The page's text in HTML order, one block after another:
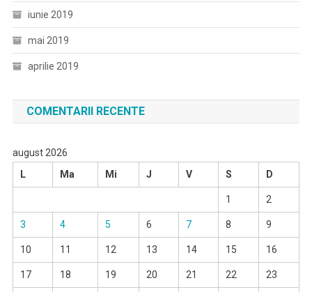
iunie 2019
mai 2019
aprilie 2019
COMENTARII RECENTE
august 2026
L
Ma Mi J V S D
1 2
3 4 5 6 7 8 9
10 11 12 13 14 15 16
17 18 19 20 21 22 23